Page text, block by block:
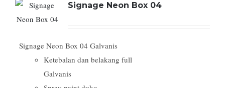
Signage Neon Box 04
Signage Neon Box 04 Galvanis
Ketebalan dan belakang full
Galvanis